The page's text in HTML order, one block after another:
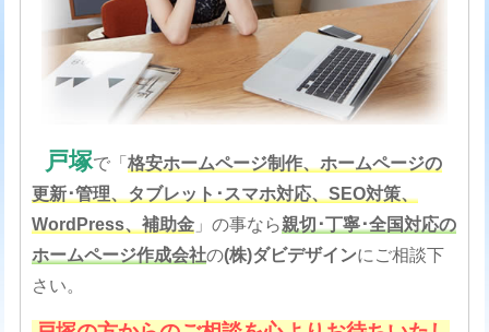
戸塚で「 格安ホームページ制作、ホームページの
更新･管理、タブレット･スマホ対応、SEO対策、
WordPress、補助金」の事なら親切･丁寧･全国対応の
ホームページ作成会社の(株)ダビデザインにご相談下
さい。